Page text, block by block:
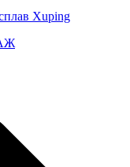
Xuping